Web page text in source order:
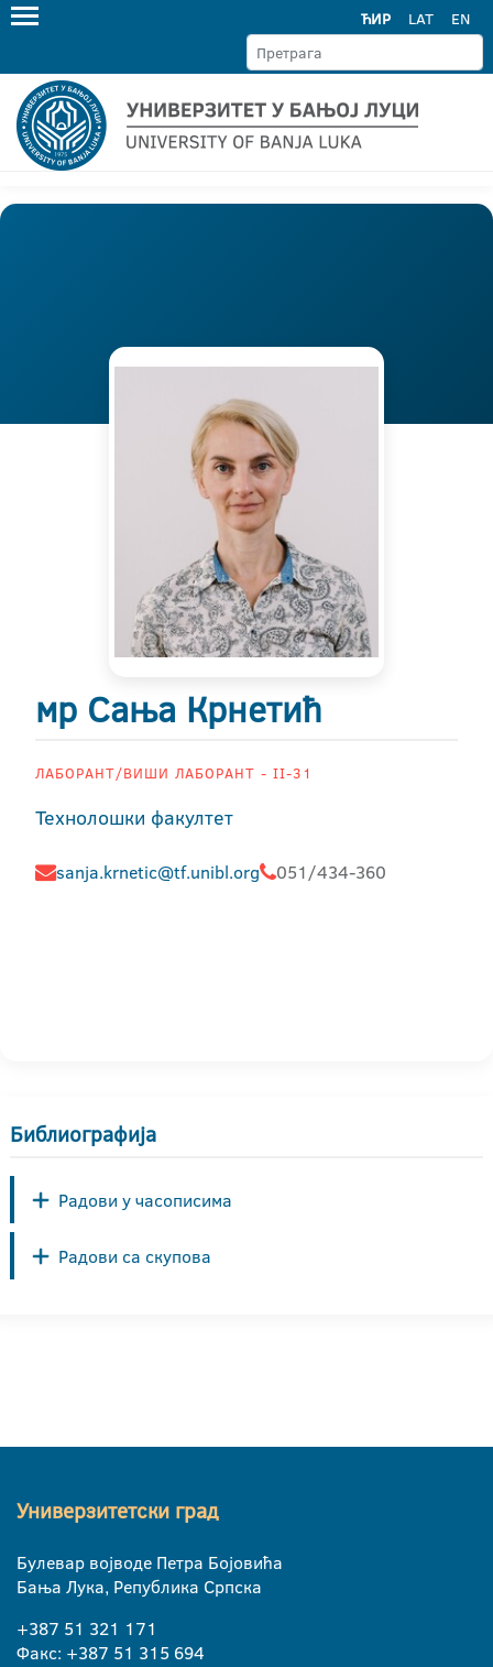
ЋИР LAT EN
мр Сања Крнетић
ЛАБОРАНТ/ВИШИ ЛАБОРАНТ - II-31
Технолошки факултет
sanja.krnetic@tf.unibl.org 051/434-360
Библиографија
Радови у часописима
Радови са скупова
Универзитетски град
Булевар војводе Петра Бојовића
Бања Лука, Република Српска
+387 51 321 171
Факс: +387 51 315 694